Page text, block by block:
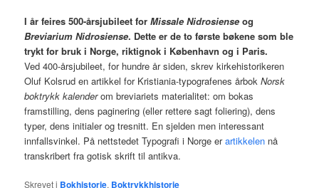
I år feires 500-årsjubileet forMissale Nidrosiense og
Breviarium Nidrosiense. Dette er de to første bøkene som ble
trykt for bruk i Norge, riktignok i København og i Paris.
Ved 400-årsjubileet, for hundre år siden, skrev kirkehistorikeren
Oluf Kolsrud en artikkel for Kristiania-typografenes årbokNorsk
boktrykk kalenderom breviariets materialitet: om bokas
framstilling, dens paginering (eller rettere sagt foliering), dens
typer, dens initialer og tresnitt. En sjelden men interessant
innfallsvinkel. På nettstedet Typografi i Norge erartikkelen nå
transkribert fra gotisk skrift til antikva.
Skrevet i Bokhistorie, Boktrykkhistorie